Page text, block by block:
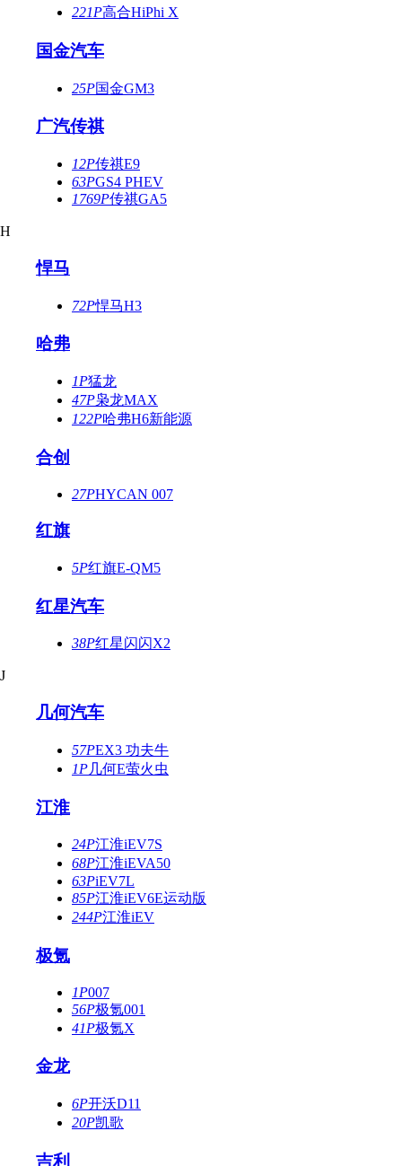
221P高合HiPhi X
国金汽车
25P国金GM3
广汽传祺
12P传祺E9
63PGS4 PHEV
1769P传祺GA5
H
悍马
72P悍马H3
哈弗
1P猛龙
47P枭龙MAX
122P哈弗H6新能源
合创
27PHYCAN 007
红旗
5P红旗E-QM5
红星汽车
38P红星闪闪X2
J
几何汽车
57PEX3 功夫牛
1P几何E萤火虫
江淮
24P江淮iEV7S
68P江淮iEVA50
63PiEV7L
85P江淮iEV6E运动版
244P江淮iEV
极氪
1P007
56P极氪001
41P极氪X
金龙
6P开沃D11
20P凯歌
吉利